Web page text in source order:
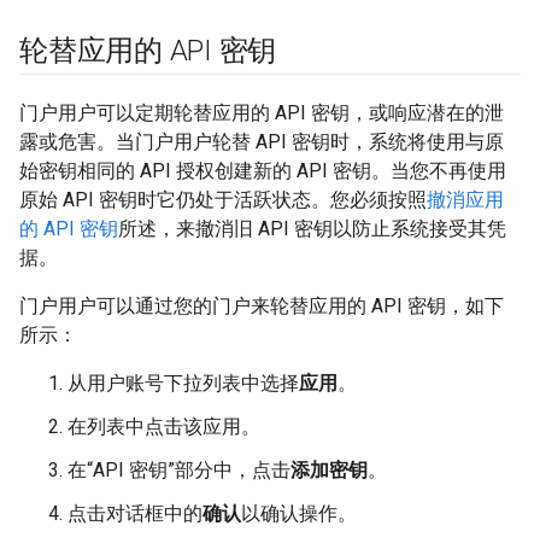
轮替应用的 API 密钥
门户用户可以定期轮替应用的 API 密钥，或响应潜在的泄
露或危害。当门户用户轮替 API 密钥时，系统将使用与原
始密钥相同的 API 授权创建新的 API 密钥。当您不再使用
原始 API 密钥时它仍处于活跃状态。您必须按照撤消应用
的 API 密钥所述，来撤消旧 API 密钥以防止系统接受其凭
据。
门户用户可以通过您的门户来轮替应用的 API 密钥，如下
所示：
从用户账号下拉列表中选择应用 。
在列表中点击该应用。
在“API 密钥”部分中，点击添加密钥。
点击对话框中的确认以确认操作。